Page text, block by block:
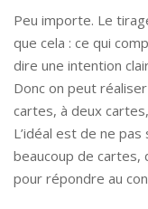
Peu importe. Le
que cela : ce qui
dire une intention
Donc on peut
cartes, à deux
L’idéal est de ne
beaucoup de cartes,
pour répondre au